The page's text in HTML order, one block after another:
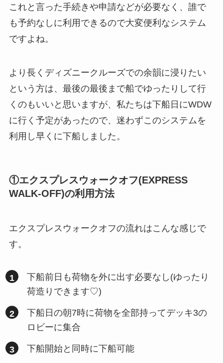
これと言った手続きや申請などが必要なく、誰で
も予約なしに利用できるので大変便利なシステム
ですよね。
より長くディズニークルーズでの余韻に浸りたい
という方は、最後の最後まで船でゆったりして行
くのもいいと思いますが、私たちは下船日にWDW
に行く予定があったので、迷わずこのシステムを
利用し早くに下船しました。
①エクスプレスウォークオフ(EXPRESS
WALK-OFF)の利用方法
エクスプレスウォークオフの流れはこんな感じで
す。
下船前日も荷物を外に出す必要なし(ゆったり
荷造りできます♡)
下船日の朝7時に荷物を全部持ってデッキ3の
ロビーに集合
下船開始と同時に下船可能